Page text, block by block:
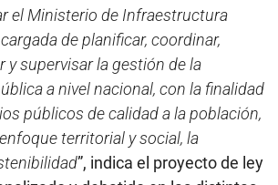
el Ministerio de Infraestructura
de planificar, coordinar,
y supervisar la gestión de la
a nivel nacional, con la finalidad
públicos de calidad a la población,
territorial y social, la
”, indica el proyecto de ley